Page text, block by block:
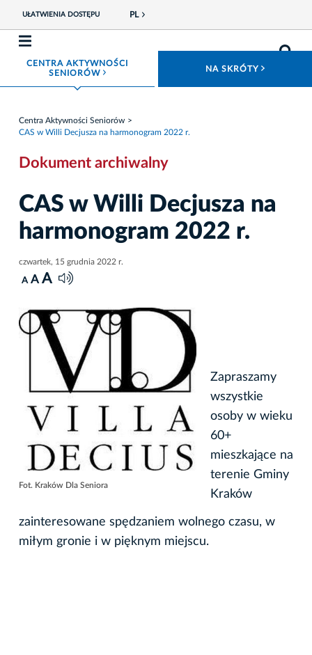
UŁATWIENIA DOSTĘPU PL
CENTRA AKTYWNOŚCI
SENIORÓWROZWIŃ MENU NA SKRÓTY
Centra Aktywności Seniorów
CAS w Willi Decjusza na harmonogram 2022 r.
Dokument archiwalny
CAS w Willi Decjusza na
harmonogram 2022 r.
czwartek, 15 grudnia 2022 r.
A A A
Fot. Kraków Dla Seniora
Zapraszamy
wszystkie
osoby w wieku
60+
mieszkające na
terenie Gminy
Kraków
zainteresowane spędzaniem wolnego czasu, w
miłym gronie i w pięknym miejscu.